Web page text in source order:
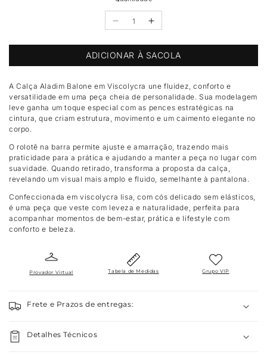
Diminuir
quantidade
de
Saruel
Aladim
balonê
Aumentar
quantidade
de
Saruel
Aladim
balonê
ADICIONAR À SACOLA
A Calça Aladim Balone em Viscolycra une fluidez, conforto e
versatilidade em uma peça cheia de personalidade. Sua modelagem
leve ganha um toque especial com as pences estratégicas na
cintura, que criam estrutura, movimento e um caimento elegante no
corpo.
O rolotê na barra permite ajuste e amarração, trazendo mais
praticidade para a prática e ajudando a manter a peça no lugar com
suavidade. Quando retirado, transforma a proposta da calça,
revelando um visual mais amplo e fluido, semelhante à pantalona.
Confeccionada em viscolycra lisa, com cós delicado sem elásticos,
é uma peça que veste com leveza e naturalidade, perfeita para
acompanhar momentos de bem-estar, prática e lifestyle com
conforto e beleza.
Provador Virtual Tabela de Medidas Grupo VIP
Frete e Prazos de entregas:
Detalhes Técnicos